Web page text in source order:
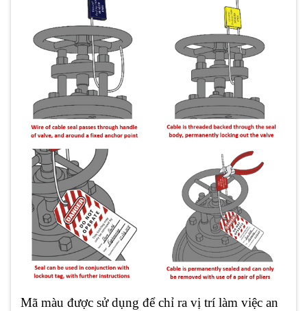
Mã màu được sử dụng để chỉ ra vị trí làm việc an